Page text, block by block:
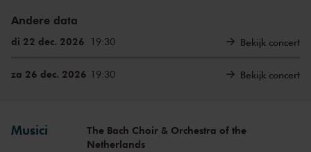
Andere data
di 22 dec. 2026 19:30 Bekijk concert
za 26 dec. 2026 19:30 Bekijk concert
Musici
The Bach Choir & Orchestra of the
Netherlands